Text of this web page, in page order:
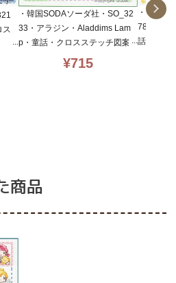
ス
・韓国SODAソーダ社・SO_32
33・アラジン・Aladdims Lam
p・童話・クロスステッチ図案
¥715
・韓国
78・ヘン
話・クロ
商品